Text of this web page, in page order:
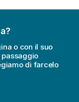
o con il suo
passaggio
di farcelo